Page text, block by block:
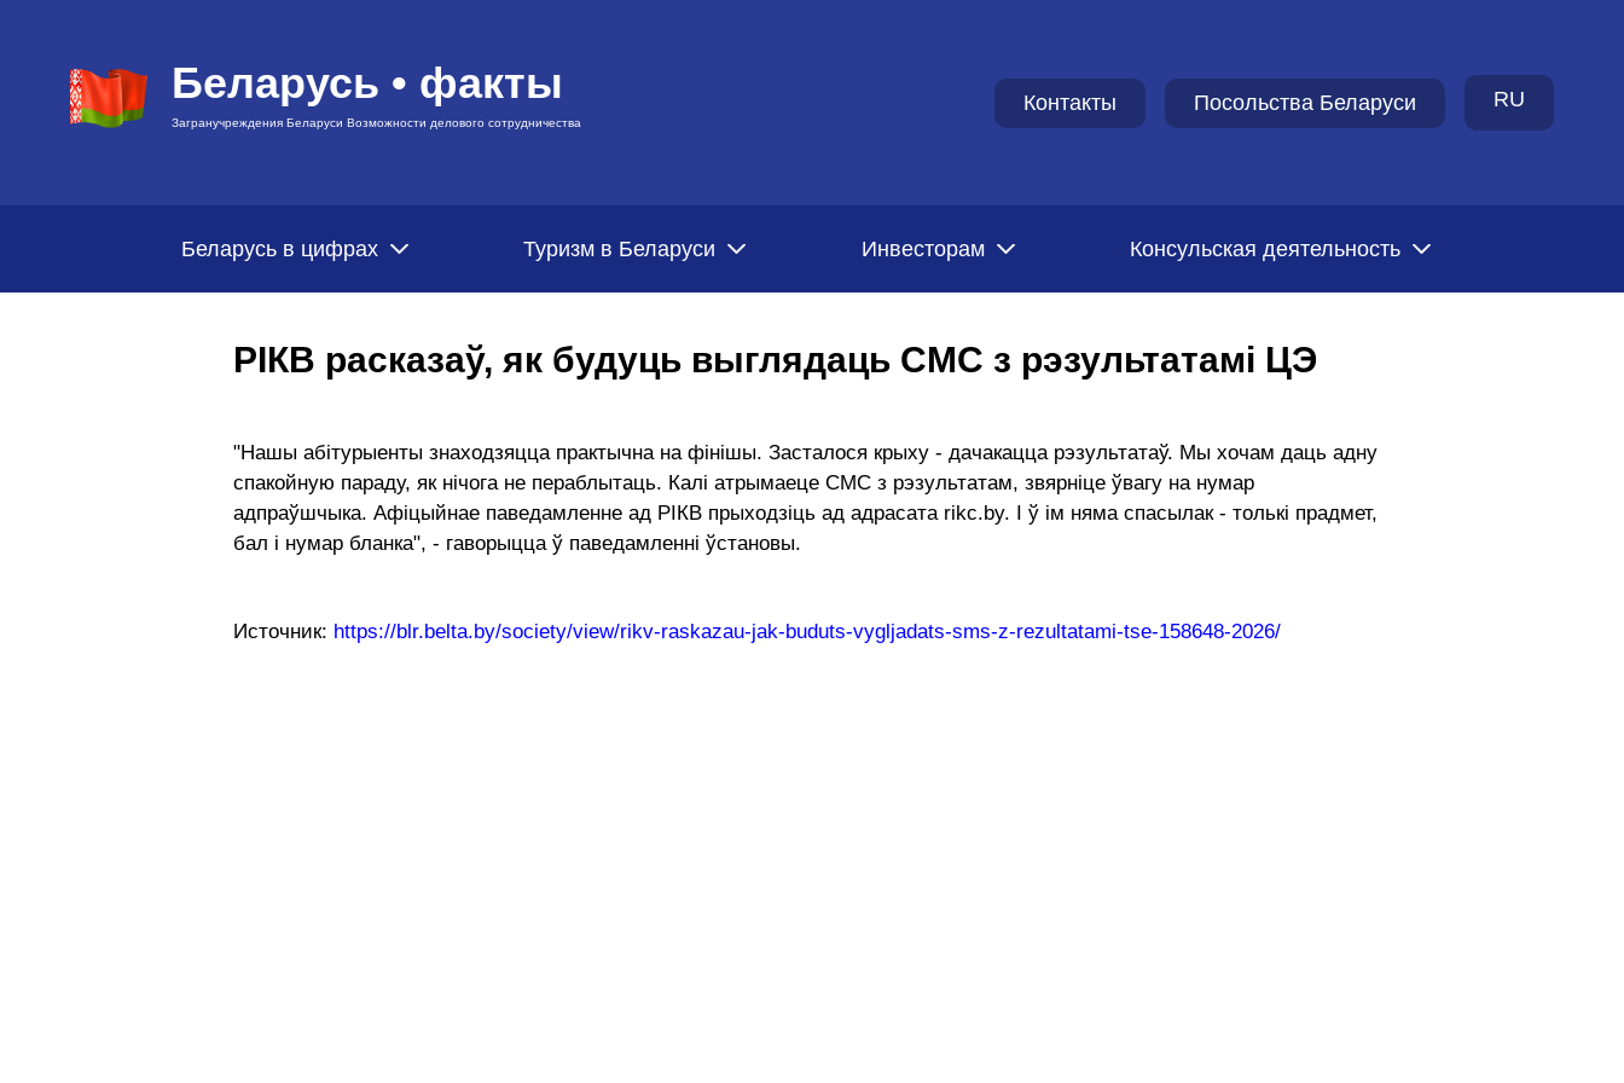
Беларусь • факты
Загранучреждения Беларуси Возможности делового сотрудничества
Контакты Посольства Беларуси RU
Беларусь в цифрах Туризм в Беларуси Инвесторам Консульская деятельность
РІКВ расказаў, як будуць выглядаць СМС з рэзультатамі ЦЭ
"Нашы абітурыенты знаходзяцца практычна на фінішы. Засталося крыху - дачакацца рэзультатаў. Мы хочам даць адну
спакойную параду, як нічога не пераблытаць. Калі атрымаеце СМС з рэзультатам, звярніце ўвагу на нумар
адпраўшчыка. Афіцыйнае паведамленне ад РІКВ прыходзіць ад адрасата rikc.by. І ў ім няма спасылак - толькі прадмет,
бал і нумар бланка", - гаворыцца ў паведамленні ўстановы.
Источник: https://blr.belta.by/society/view/rikv-raskazau-jak-buduts-vygljadats-sms-z-rezultatami-tse-158648-2026/